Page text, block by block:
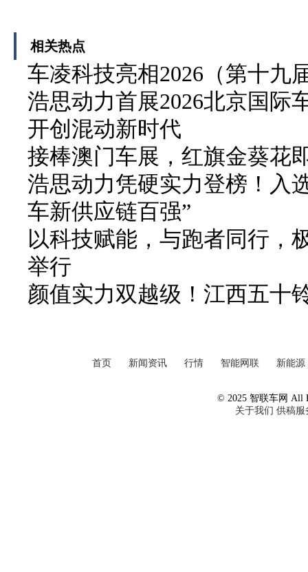
相关热点
车凌科技亮相2026（第十九
浩思动力首展2026北京国际
开创混动新时代
接棒澳门车展，红旗金葵花
浩思动力凭硬实力登榜！入
车新供应链百强”
以科技赋能，与跑者同行，
举行
颜值实力双越级！江西五十
首页 新闻资讯 行情 智能网联 新能源
© 2025 智联车网 All
关于我们 供稿服